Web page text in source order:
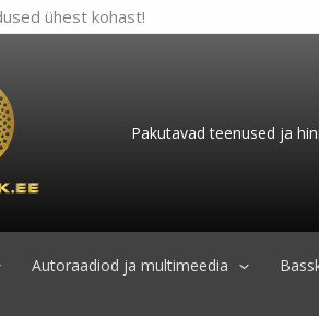
ühest kohast!
Pakutavad teenused ja
Autoraadiod ja multimeedia